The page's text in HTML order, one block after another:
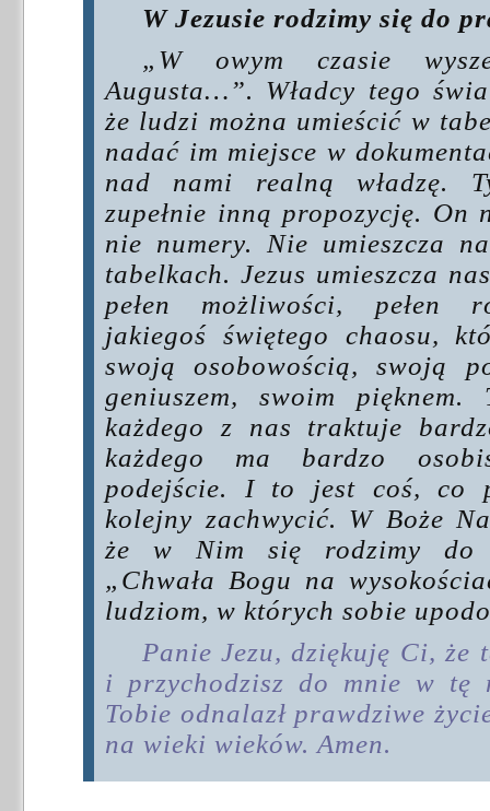
W Jezusie rodzimy się do
„W owym czasie
Augusta…”. Władcy tego
że ludzi można umieścić w
nadać im miejsce w
nad nami realną władzę.
zupełnie inną propozycję. On
nie numery. Nie umieszcza
tabelkach. Jezus umieszcza
pełen możliwości, pełen
jakiegoś świętego chaosu,
swoją osobowością, swoją
geniuszem, swoim
każdego z nas traktuje
każdego ma bardzo
podejście. I to jest coś, co
kolejny zachwycić. W Boże
że w Nim się rodzimy do
„Chwała Bogu na
ludziom, w których sobie
Panie Jezu, dziękuję Ci, że
i przychodzisz do mnie w tę
Tobie odnalazł prawdziwe
na wieki wieków. Amen.